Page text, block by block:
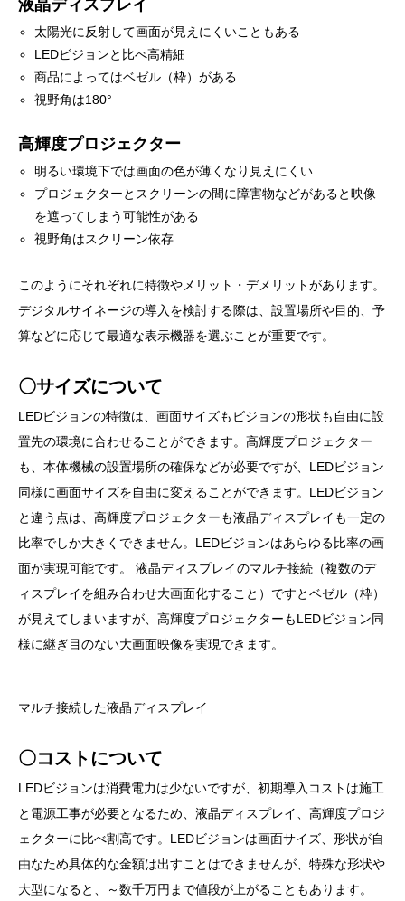
液晶ディスプレイ
太陽光に反射して画面が見えにくいこともある
LEDビジョンと比べ高精細
商品によってはベゼル（枠）がある
視野角は180°
高輝度プロジェクター
明るい環境下では画面の色が薄くなり見えにくい
プロジェクターとスクリーンの間に障害物などがあると映像
を遮ってしまう可能性がある
視野角はスクリーン依存
このようにそれぞれに特徴やメリット・デメリットがあります。
デジタルサイネージの導入を検討する際は、設置場所や目的、予
算などに応じて最適な表示機器を選ぶことが重要です。
〇サイズについて
LEDビジョンの特徴は、画面サイズもビジョンの形状も自由に設
置先の環境に合わせることができます。高輝度プロジェクター
も、本体機械の設置場所の確保などが必要ですが、LEDビジョン
同様に画面サイズを自由に変えることができます。LEDビジョン
と違う点は、高輝度プロジェクターも液晶ディスプレイも一定の
比率でしか大きくできません。LEDビジョンはあらゆる比率の画
面が実現可能です。 液晶ディスプレイのマルチ接続（複数のデ
ィスプレイを組み合わせ大画面化すること）ですとベゼル（枠）
が見えてしまいますが、高輝度プロジェクターもLEDビジョン同
様に継ぎ目のない大画面映像を実現できます。
マルチ接続した液晶ディスプレイ
〇コストについて
LEDビジョンは消費電力は少ないですが、初期導入コストは施工
と電源工事が必要となるため、液晶ディスプレイ、高輝度プロジ
ェクターに比べ割高です。LEDビジョンは画面サイズ、形状が自
由なため具体的な金額は出すことはできませんが、特殊な形状や
大型になると、～数千万円まで値段が上がることもあります。